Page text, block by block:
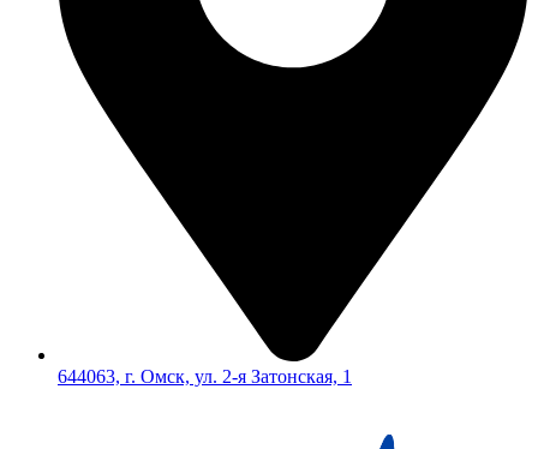
644063, г. Омск, ул. 2-я Затонская, 1